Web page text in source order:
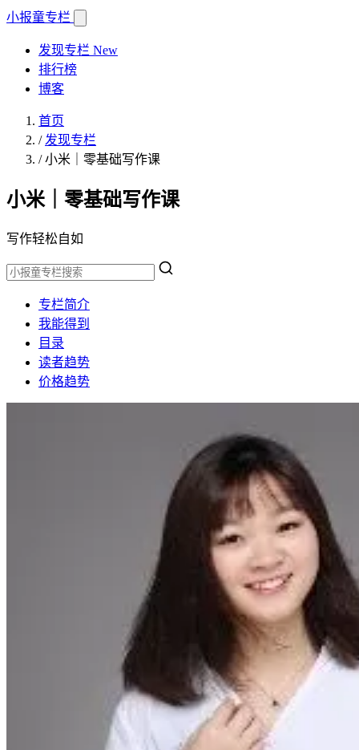
小报童专栏
发现专栏 New
排行榜
博客
首页
/ 发现专栏
/小米｜零基础写作课
小米｜零基础写作课
写作轻松自如
专栏简介
我能得到
目录
读者趋势
价格趋势